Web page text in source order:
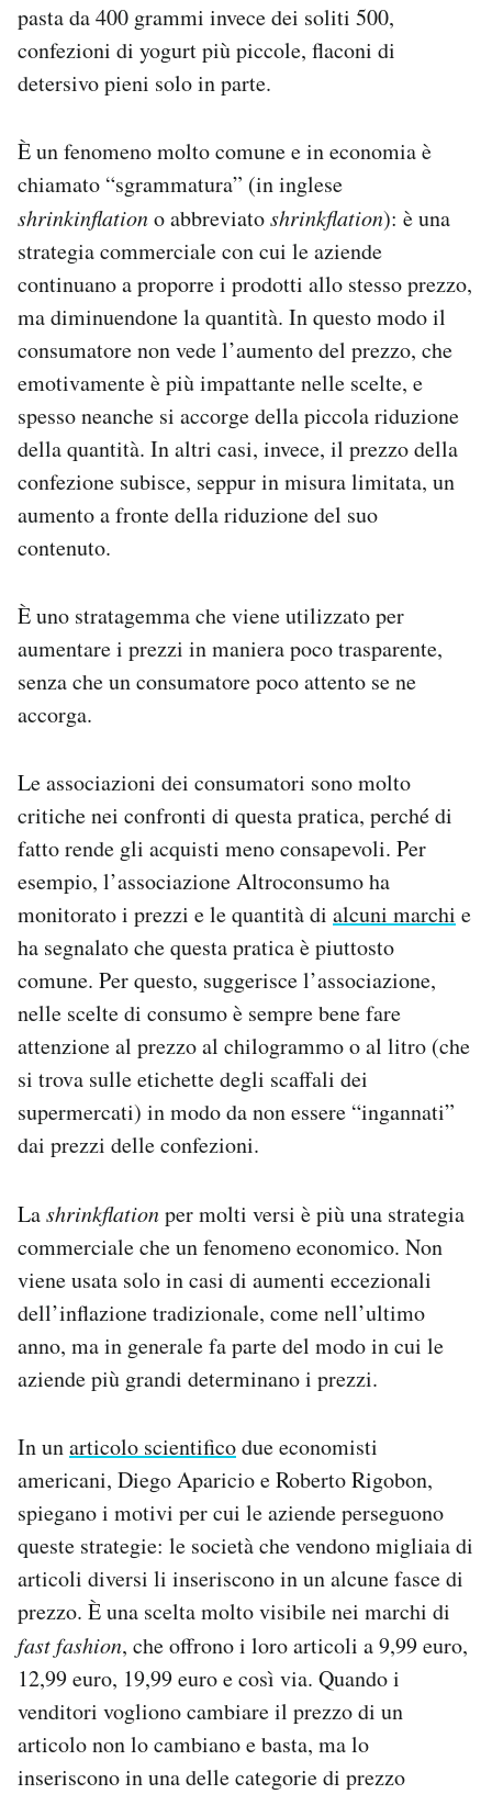
pasta da 400 grammi invece dei soliti 500,
confezioni di yogurt più piccole, flaconi di
detersivo pieni solo in parte.
È un fenomeno molto comune e in economia è
chiamato “sgrammatura” (in inglese
shrinkinflationo abbreviatoshrinkflation): è una
strategia commerciale con cui le aziende
continuano a proporre i prodotti allo stesso prezzo,
ma diminuendone la quantità. In questo modo il
consumatore non vede l’aumento del prezzo, che
emotivamente è più impattante nelle scelte, e
spesso neanche si accorge della piccola riduzione
della quantità. In altri casi, invece, il prezzo della
confezione subisce, seppur in misura limitata, un
aumento a fronte della riduzione del suo
contenuto.
È uno stratagemma che viene utilizzato per
aumentare i prezzi in maniera poco trasparente,
senza che un consumatore poco attento se ne
accorga.
Le associazioni dei consumatori sono molto
critiche nei confronti di questa pratica, perché di
fatto rende gli acquisti meno consapevoli. Per
esempio, l’associazione Altroconsumo ha
monitorato i prezzi e le quantità di alcuni marchi e
ha segnalato che questa pratica è piuttosto
comune. Per questo, suggerisce l’associazione,
nelle scelte di consumo è sempre bene fare
attenzione al prezzo al chilogrammo o al litro (che
si trova sulle etichette degli scaffali dei
supermercati) in modo da non essere “ingannati”
dai prezzi delle confezioni.
Lashrinkflationper molti versi è più una strategia
commerciale che un fenomeno economico. Non
viene usata solo in casi di aumenti eccezionali
dell’inflazione tradizionale, come nell’ultimo
anno, ma in generale fa parte del modo in cui le
aziende più grandi determinano i prezzi.
In unarticolo scientificodue economisti
americani, Diego Aparicio e Roberto Rigobon,
spiegano i motivi per cui le aziende perseguono
queste strategie: le società che vendono migliaia di
articoli diversi li inseriscono in un alcune fasce di
prezzo. È una scelta molto visibile nei marchi di
fast fashion, che offrono i loro articoli a 9,99 euro,
12,99 euro, 19,99 euro e così via. Quando i
venditori vogliono cambiare il prezzo di un
articolo non lo cambiano e basta, ma lo
inseriscono in una delle categorie di prezzo